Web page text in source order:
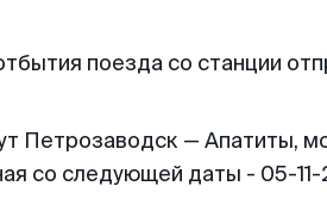
поезда со станции
Петрозаводск — Апатиты,
со следующей даты - 05-